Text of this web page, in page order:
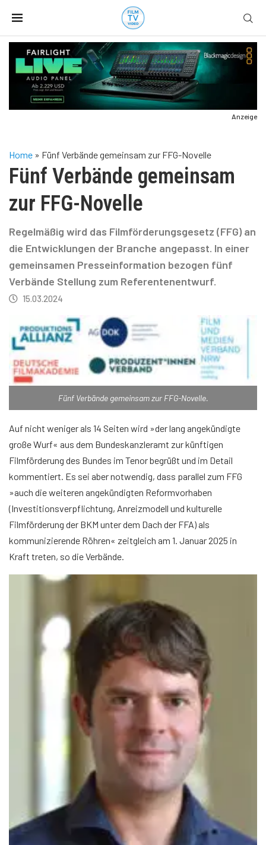
Anzeige
Home » Fünf Verbände gemeinsam zur FFG-Novelle
Fünf Verbände gemeinsam
zur FFG-Novelle
Regelmäßig wird das Filmförderungsgesetz (FFG) an
die Entwicklungen der Branche angepasst. In einer
gemeinsamen Presseinformation bezogen fünf
Verbände Stellung zum Referentenentwurf.
15.03.2024
Fünf Verbände gemeinsam zur FFG-Novelle.
Auf nicht weniger als 14 Seiten wird »der lang angekündigte
große Wurf« aus dem Bundeskanzleramt zur künftigen
Filmförderung des Bundes im Tenor begrüßt und im Detail
kommentiert. Es sei aber notwendig, dass parallel zum FFG
»auch die weiteren angekündigten Reformvorhaben
(Investitionsverpflichtung, Anreizmodell und kulturelle
Filmförderung der BKM unter dem Dach der FFA) als
kommunizierende Röhren« zeitgleich am 1. Januar 2025 in
Kraft treten, so die Verbände.